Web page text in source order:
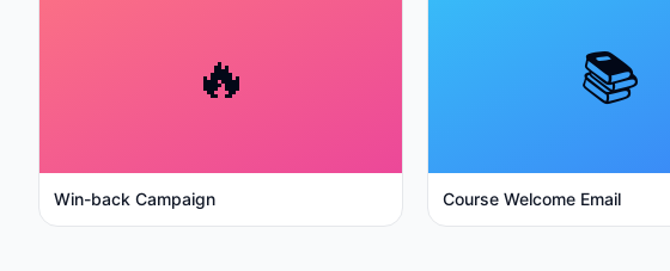
🔥
Win-back Campaign
📚
Course Welcome Email